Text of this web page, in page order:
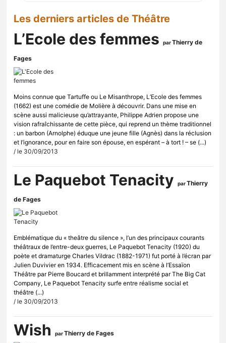
Les derniers articles de Théâtre
L’Ecole des femmes parThierry de
Fages
Moins connue que Tartuffe ou Le Misanthrope, L’Ecole des femmes
(1662) est une comédie de Molière à découvrir. Dans une mise en
scène aussi malicieuse qu’attrayante, Philippe Adrien propose une
vision rafraîchissante de cette pièce, qui reprend un thème traditionnel
: un barbon (Arnolphe) éduque une jeune fille (Agnès) dans la réclusion
et l’ignorance, pour en faire son épouse, en espérant – à tort ! – se (...)
/ le 30/09/2013
Le Paquebot Tenacity parThierry
de Fages
Emblématique du « theâtre du silence », l’un des principaux courants
théâtraux de l’entre-deux guerres, Le Paquebot Tenacity (1920) du
poète et dramaturge Charles Vildrac (1882-1971) fut porté à l’écran par
Julien Duvivier en 1934. Efficacement mis en scène à l’Essaïon
Théâtre par Pierre Boucard et brillamment interprété par The Big Cat
Company, Le Paquebot Tenacity surfe entre réalisme social et
théâtre (...)
/ le 30/09/2013
Wish parThierry de Fages